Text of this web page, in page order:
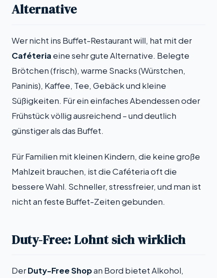
Alternative
Wer nicht ins Buffet-Restaurant will, hat mit der
Caféteria eine sehr gute Alternative. Belegte
Brötchen (frisch), warme Snacks (Würstchen,
Paninis), Kaffee, Tee, Gebäck und kleine
Süßigkeiten. Für ein einfaches Abendessen oder
Frühstück völlig ausreichend – und deutlich
günstiger als das Buffet.
Für Familien mit kleinen Kindern, die keine große
Mahlzeit brauchen, ist die Caféteria oft die
bessere Wahl. Schneller, stressfreier, und man ist
nicht an feste Buffet-Zeiten gebunden.
Duty-Free: Lohnt sich wirklich
DerDuty-Free Shopan Bord bietet Alkohol,